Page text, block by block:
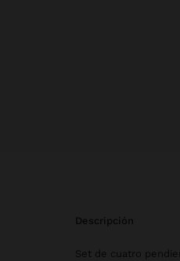
descripción
Set de cuatro